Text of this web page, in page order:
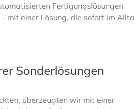
Fertigungslösungen
mit einer Lösung, die sofort im
Sonderlösungen
überzeugten wir mit einer